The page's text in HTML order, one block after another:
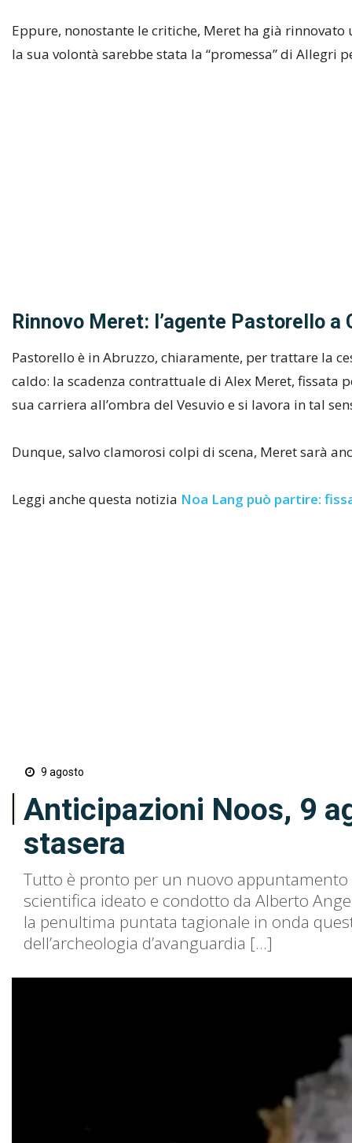
Eppure, nonostante le critiche, Meret ha già
la sua volontà sarebbe stata la “promessa” di Allegri
Rinnovo Meret: l’agente Pastorello a
Pastorello è in Abruzzo, chiaramente, per trattare la
caldo: la scadenza contrattuale di Alex Meret, fissata
sua carriera all’ombra del Vesuvio e si lavora in tal
Dunque, salvo clamorosi colpi di scena, Meret sarà
Leggi anche questa notizia Noa Lang può partire:
9 agosto
Anticipazioni Noos, 9
stasera
Tutto è pronto per un nuovo appuntamento
scientifica ideato e condotto da Alberto
la penultima puntata tagionale in onda
dell’archeologia d’avanguardia […]